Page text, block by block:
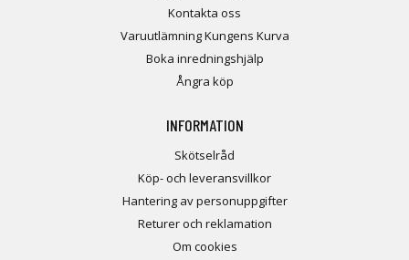
Kontakta oss
Varuutlämning Kungens Kurva
Boka inredningshjälp
Ångra köp
INFORMATION
Skötselråd
Köp- och leveransvillkor
Hantering av personuppgifter
Returer och reklamation
Om cookies